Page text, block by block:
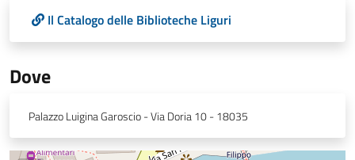
Il Catalogo delle Biblioteche Liguri
Dove
Palazzo Luigina Garoscio - Via Doria 10 - 18035